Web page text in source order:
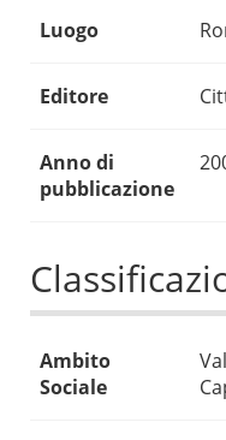
Luogo
Editore
Anno di
pubblicazione
Ambito
Sociale